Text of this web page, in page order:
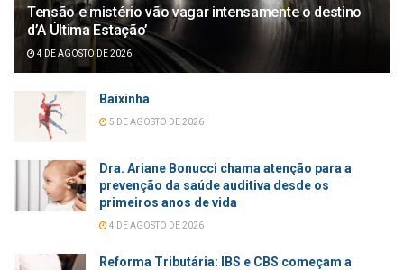
Tensão e mistério vão vagar intensamente o destino
d’A Última Estação’
4 DE AGOSTO DE 2026
Baixinha
5 DE AGOSTO DE 2026
Dra. Ariane Bonucci chama atenção para a
prevenção da saúde auditiva desde os
primeiros anos de vida
4 DE AGOSTO DE 2026
Reforma Tributária: IBS e CBS começam a